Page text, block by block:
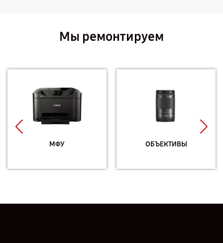
Мы ремонтируем
МФУ ОБЪЕКТИВЫ